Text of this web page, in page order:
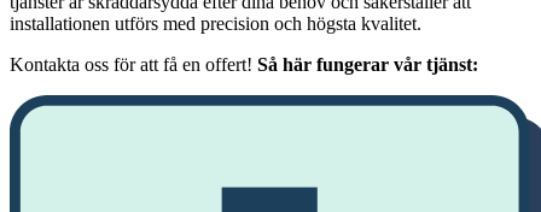
installationen utförs med precision och högsta kvalitet.
Kontakta oss för att få en offert! Så här fungerar vår tjänst: